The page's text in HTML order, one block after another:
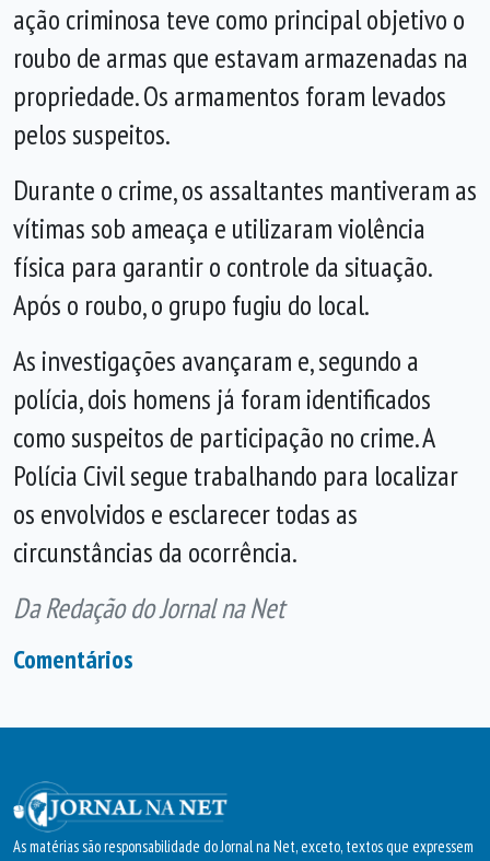
ação criminosa teve como principal objetivo o
roubo de armas que estavam armazenadas na
propriedade. Os armamentos foram levados
pelos suspeitos.
Durante o crime, os assaltantes mantiveram as
vítimas sob ameaça e utilizaram violência
física para garantir o controle da situação.
Após o roubo, o grupo fugiu do local.
As investigações avançaram e, segundo a
polícia, dois homens já foram identificados
como suspeitos de participação no crime. A
Polícia Civil segue trabalhando para localizar
os envolvidos e esclarecer todas as
circunstâncias da ocorrência.
Da Redação do Jornal na Net
Comentários
As matérias são responsabilidade do Jornal na Net, exceto, textos que expressem